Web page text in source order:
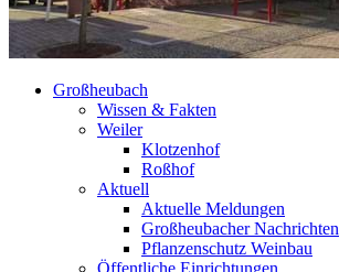
Großheubach
Wissen & Fakten
Weiler
Klotzenhof
Roßhof
Aktuell
Aktuelle Meldungen
Großheubacher Nachrichten
Pflanzenschutz Weinbau
Öffentliche Einrichtungen